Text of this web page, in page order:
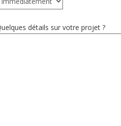
détails sur votre projet ?